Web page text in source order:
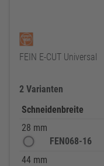
FEIN E-CUT Universal
2 Varianten
Schneidenbreite
28 mm
FEN068-16
44 mm